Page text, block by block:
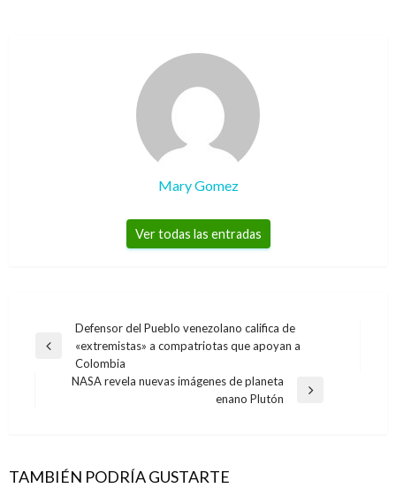
Mary Gomez
Ver todas las entradas
Navegación
de
entradas
Entrada
Defensor del Pueblo venezolano califica de
«extremistas» a compatriotas que apoyan a
Colombia
NASA revela nuevas imágenes de planeta
enano Plutón
TAMBIÉN PODRÍA GUSTARTE